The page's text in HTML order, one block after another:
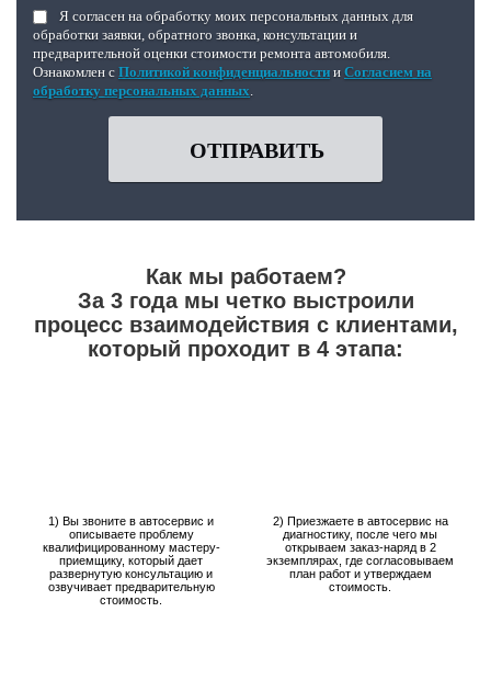
Я согласен на обработку моих персональных данных для
обработки заявки, обратного звонка, консультации и
предварительной оценки стоимости ремонта автомобиля.
Ознакомлен с Политикой конфиденциальности и Согласием на
обработку персональных данных.
ОТПРАВИТЬ
Как мы работаем?
За 3 года мы четко выстроили
процесс взаимодействия с клиентами,
который проходит в 4 этапа:
1) Вы звоните в автосервис и
описываете проблему
квалифицированному мастеру-
приемщику, который дает
развернутую консультацию и
озвучивает предварительную
стоимость.
2) Приезжаете в автосервис на
диагностику, после чего мы
открываем заказ-наряд в 2
экземплярах, где согласовываем
план работ и утверждаем
стоимость.